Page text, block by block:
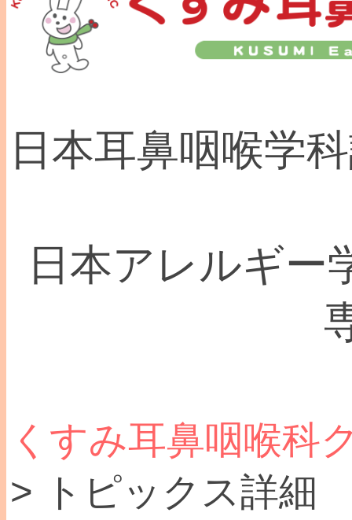
日本耳鼻咽喉学
日本アレルギー
くすみ耳鼻咽喉科
> トピックス詳細